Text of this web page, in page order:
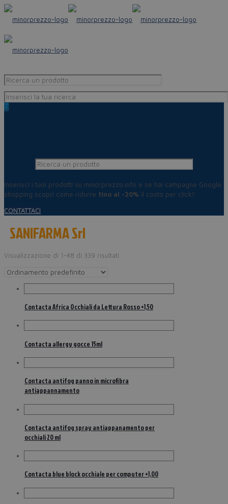
0
Inserisci i tuoi prodotti su minorprezzo.info e se hai campagne Google
shopping scopri come ridurre fino al -20% il costo per click!
CONTATTACI
SANIFARMA Srl
Visualizzazione di 1-48 di 339 risultati
Contacta Africa Occhiali da Lettura Rosso +1,50
Contacta allergy gocce 15ml
Contacta antifog panno in microfibra
antiappannamento
Contacta antifog spray antiappanamento per
occhiali 20 ml
Contacta blue block occhiale per computer +1,00